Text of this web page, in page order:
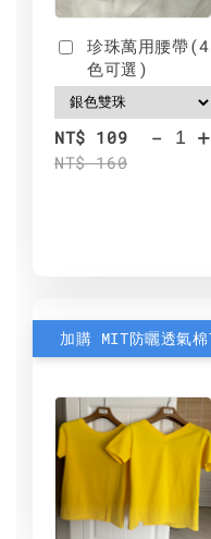
珍珠萬用腰帶(4
色可選)
NT$ 109
NT$ 160
- +